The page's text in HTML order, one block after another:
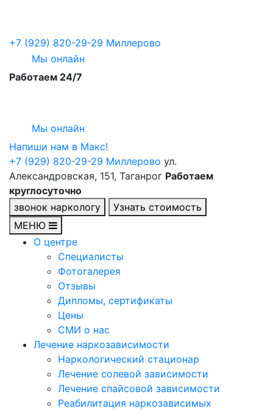
+7 (929) 820-29-29 Миллерово
Мы онлайн
Работаем 24/7
Мы онлайн
Напиши нам в Maкс!
+7 (929) 820-29-29 Миллерово ул.
Александровская, 151, Таганрог Работаем
круглосуточно
звонок наркологу
Узнать стоимость
МЕНЮ
О центре
Специалисты
Фотогалерея
Отзывы
Дипломы, сертификаты
Цены
СМИ о нас
Лечение наркозависимости
Наркологический стационар
Лечение солевой зависимости
Лечение спайсовой зависимости
Реабилитация наркозависимых